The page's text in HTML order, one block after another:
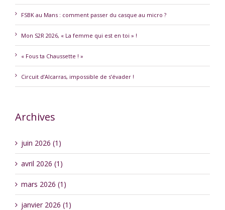
FSBK au Mans : comment passer du casque au micro ?
Mon S2R 2026, « La femme qui est en toi » !
« Fous ta Chaussette ! »
Circuit d’Alcarras, impossible de s’évader !
Archives
juin 2026 (1)
avril 2026 (1)
mars 2026 (1)
janvier 2026 (1)